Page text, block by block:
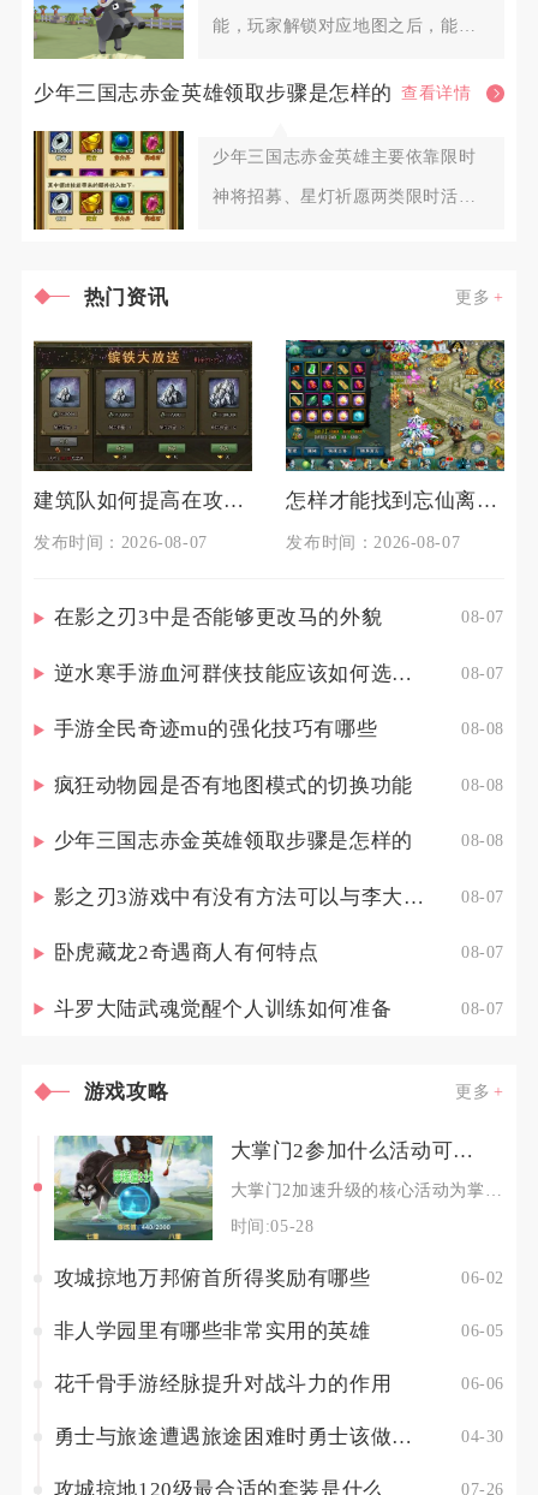
能，玩家解锁对应地图之后，能够
少年三国志赤金英雄领取步骤是怎样的 查看详情
少年三国志赤金英雄主要依靠限时
神将招募、星灯祈愿两类限时活动
热门资讯 更多
建筑队如何提高在攻城掠地中的生存能力
发布时间：2026-08-07
怎样才能找到忘仙离火幻境的入口
发布时间：2026-08-07
在影之刃3中是否能够更改马的外貌 08-07
逆水寒手游血河群侠技能应该如何选择调整 08-07
手游全民奇迹mu的强化技巧有哪些 08-08
疯狂动物园是否有地图模式的切换功能 08-08
少年三国志赤金英雄领取步骤是怎样的 08-08
影之刃3游戏中有没有方法可以与李大娘见面 08-07
卧虎藏龙2奇遇商人有何特点 08-07
斗罗大陆武魂觉醒个人训练如何准备 08-07
游戏攻略 更多
大掌门2参加什么活动可以加速升级
时间:05-28
攻城掠地万邦俯首所得奖励有哪些 06-02
非人学园里有哪些非常实用的英雄 06-05
花千骨手游经脉提升对战斗力的作用 06-06
勇士与旅途遭遇旅途困难时勇士该做何取舍 04-30
攻城掠地120级最合适的套装是什么 07-26